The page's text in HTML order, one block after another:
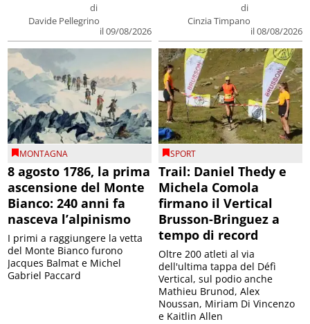
di
Davide Pellegrino
il 09/08/2026
di
Cinzia Timpano
il 08/08/2026
MONTAGNA
8 agosto 1786, la prima
ascensione del Monte
Bianco: 240 anni fa
nasceva l’alpinismo
I primi a raggiungere la vetta
del Monte Bianco furono
Jacques Balmat e Michel
Gabriel Paccard
SPORT
Trail: Daniel Thedy e
Michela Comola
firmano il Vertical
Brusson-Bringuez a
tempo di record
Oltre 200 atleti al via
dell'ultima tappa del Défì
Vertical, sul podio anche
Mathieu Brunod, Alex
Noussan, Miriam Di Vincenzo
e Kaitlin Allen